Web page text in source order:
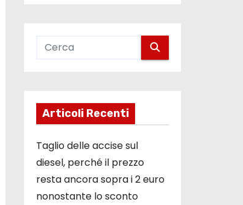
Articoli Recenti
Taglio delle accise sul
diesel, perché il prezzo
resta ancora sopra i 2 euro
nonostante lo sconto